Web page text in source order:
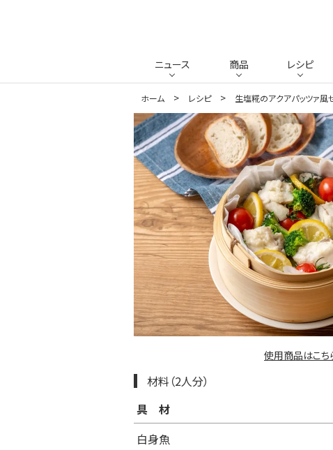
ニュース 商品 レシピ
ホーム レシピ 生塩糀のアクアパッツァ風
使用商品はこち
材料（2人分）
具材
白身魚